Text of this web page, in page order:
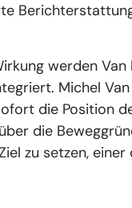
werden Van
Michel
die Position
die
zu setzen,